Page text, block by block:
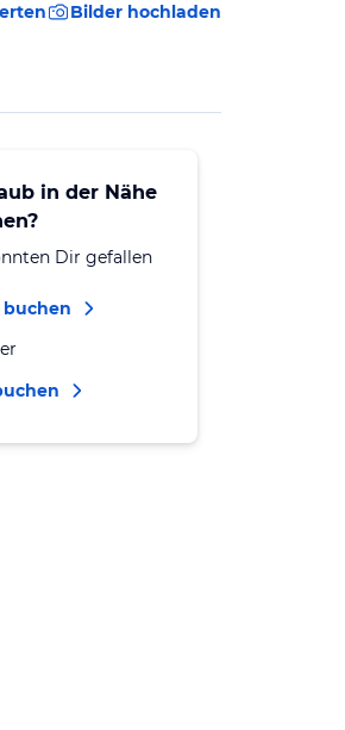
Bilder hochladen
in der Nähe
Dir gefallen
buchen